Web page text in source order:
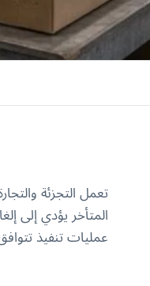
تعمل التجزئة
المتأخر يؤدي إلى
عمليات تنفيذ